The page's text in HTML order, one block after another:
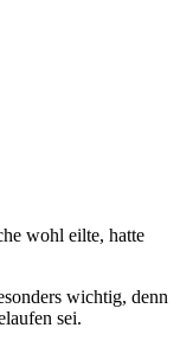
wohl eilte, hatte
wichtig, denn
sei.